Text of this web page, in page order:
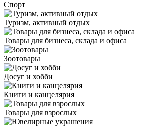
Спорт
Туризм, активный отдых
Товары для бизнеса, склада и офиса
Зоотовары
Досуг и хобби
Книги и канцелярия
Товары для взрослых